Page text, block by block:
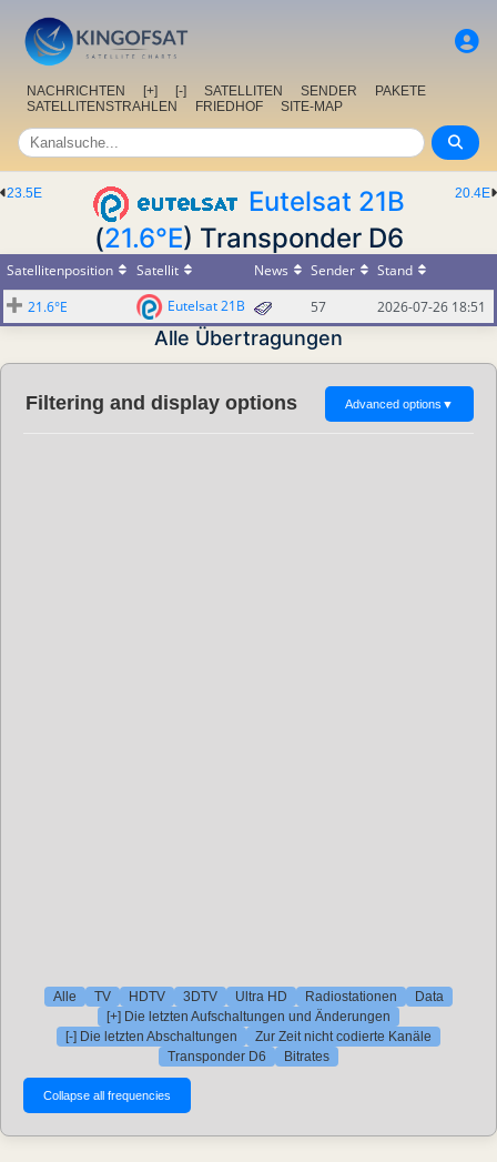
NACHRICHTEN [+] [-] SATELLITEN SENDER
PAKETE
SATELLITENSTRAHLEN
FRIEDHOF SITE-MAP
20.4E
23.5E
Eutelsat 21B
(21.6°E) Transponder D6
Satellitenposition Satellit News Sender
Stand
21.6°E
Eutelsat 21B 57 2026-07-26 18:51
Alle Übertragungen
Filtering and display options Advanced options ▼
Alle TV HDTV 3DTV Ultra HD Radiostationen
Data
[+] Die letzten Aufschaltungen und Änderungen
[-] Die letzten Abschaltungen
Zur Zeit nicht codierte Kanäle
Transponder D6
Bitrates